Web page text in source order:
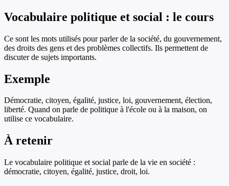
Vocabulaire politique et social : le cours
Ce sont les mots utilisés pour parler de la société, du gouvernement,
des droits des gens et des problèmes collectifs. Ils permettent de
discuter de sujets importants.
Exemple
Démocratie, citoyen, égalité, justice, loi, gouvernement, élection,
liberté. Quand on parle de politique à l'école ou à la maison, on
utilise ce vocabulaire.
À retenir
Le vocabulaire politique et social parle de la vie en société :
démocratie, citoyen, égalité, justice, droit, loi.